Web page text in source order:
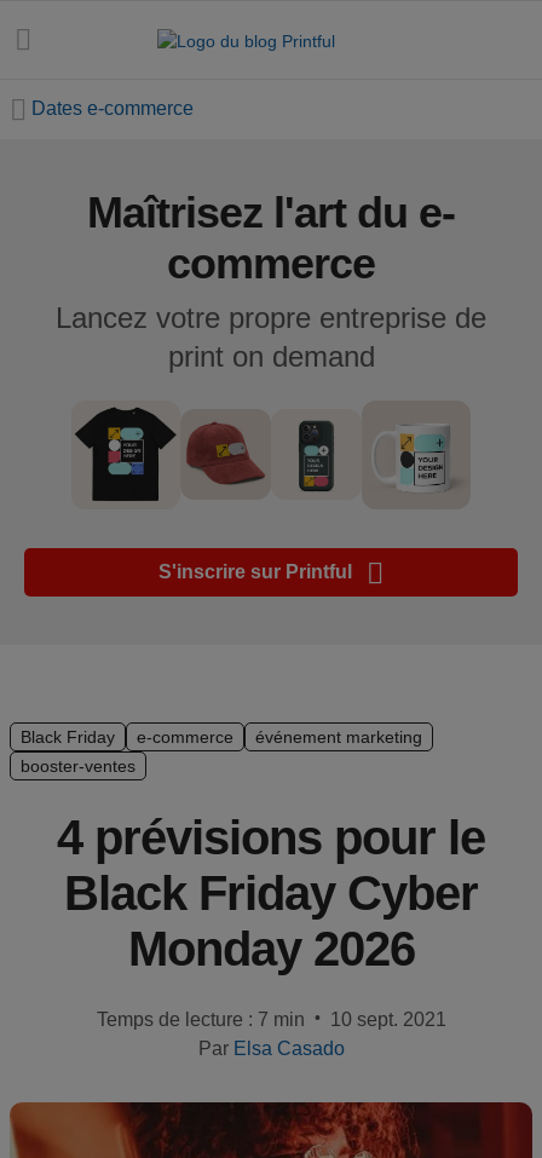
Toutes les
marketing
commerce
tendances
Guide de
plate-
du
débutant
Modèle
réussite
de
Dates e-commerce
Maîtrisez l'art du e-
commerce
Lancez votre propre entreprise de
print on demand
S'inscrire sur Printful
Black Friday e-commerce
événement marketing
booster-ventes
4 prévisions pour le
Black Friday Cyber
Monday 2026
Temps de lecture : 7 min •
10 sept. 2021
Par Elsa Casado